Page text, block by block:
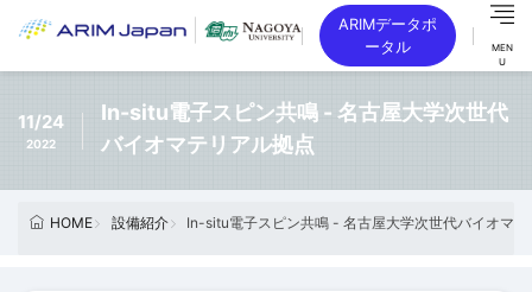
ARIMデータポ
ータル
MEN
U
11/24
2022
In-situ電子スピン共鳴 - 名古屋大学次世代
バイオマテリアル拠点
HOME 設備紹介 In-situ電子スピン共鳴 - 名古屋大学次世代バイオマテ